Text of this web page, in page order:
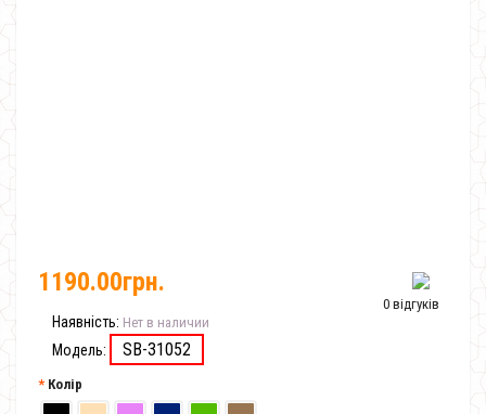
0 відгуків
1190.00грн.
Наявність: Нет в наличии
Модель: SB-31052
Колір